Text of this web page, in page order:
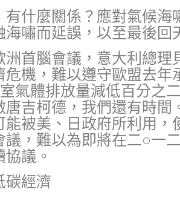
有什麼關係？應對氣候海
海嘯而延誤，以至最後回
洲首腦會議，意大利總理
危機，難以遵守歐盟去年
氣體排放量減低百分之
唐吉柯德，我們還有時
能被美、日政府所利用，
議，難以為即將在二○一
議。
碳經濟